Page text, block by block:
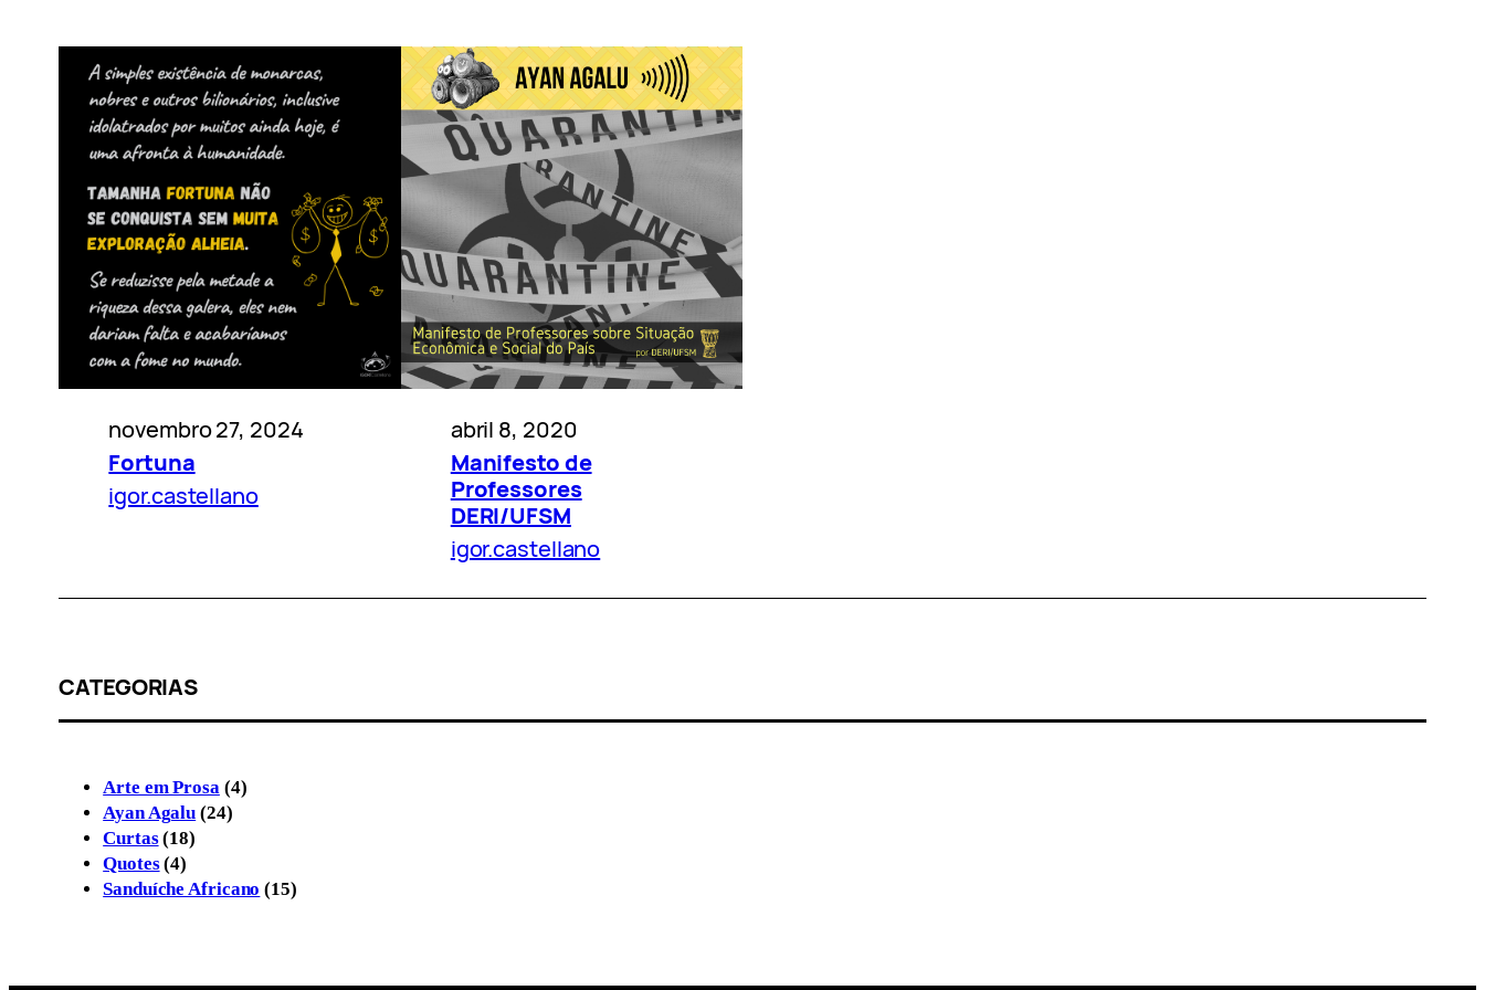
novembro 27, 2024
Fortuna
igor.castellano
abril 8, 2020
Manifesto de
Professores
DERI/UFSM
igor.castellano
CATEGORIAS
Arte em Prosa (4)
Ayan Agalu (24)
Curtas(18)
Quotes(4)
Sanduíche Africano (15)